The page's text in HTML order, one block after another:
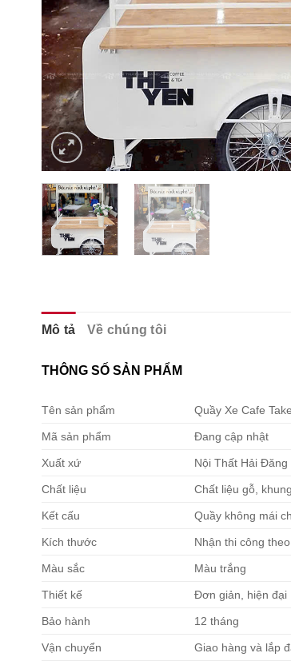
Mô tả Về chúng tôi
THÔNG SỐ SẢN PHẨM
Tên sản phẩm Quầy Xe Cafe
Mã sản phẩm Đang cập nhật
Xuất xứ Nội Thất Hải Đăng
Chất liệu Chất liệu gỗ,
Kết cấu Quầy không mái
Kích thước Nhận thi công
Màu sắc Màu trắng
Thiết kế Đơn giản, hiện đại
Bảo hành 12 tháng
Vận chuyển Giao hàng và lắp